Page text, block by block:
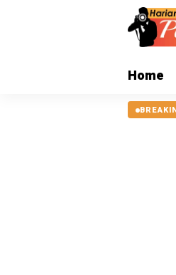
Home
2025, Tanggul Sungai Sigeaon di